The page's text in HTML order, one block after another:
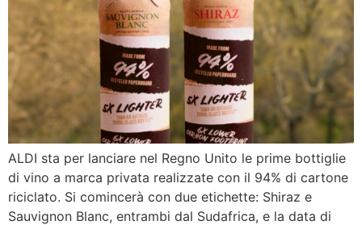
ALDI sta per lanciare nel Regno Unito le prime bottiglie
di vino a marca privata realizzate con il 94% di cartone
riciclato. Si comincerà con due etichette: Shiraz e
Sauvignon Blanc, entrambi dal Sudafrica, e la data di